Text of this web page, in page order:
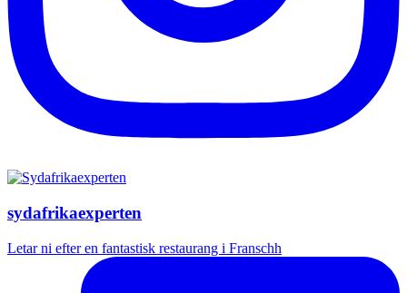
sydafrikaexperten
Letar ni efter en fantastisk restaurang i Franschh